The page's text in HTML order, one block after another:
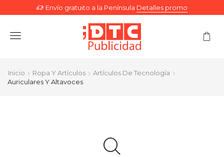
Envío gratuito a la Península Detalles promo
Menu
Inicio Ropa Y Artículos
Artículos De Tecnología
Auriculares Y Altavoces